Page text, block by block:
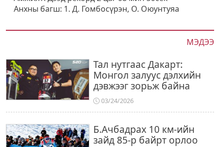
МЭДЭЭ
Тал нутгаас Дакарт:
Монгол залуус дэлхийн
дэвжээг зорьж байна
03/24/2026
Б.Ачбадрах 10 км-ийн
зайд 85-р байрт орлоо
Анхны багш: 1. Д. Гомбосүрэн, О. Оюунтуяа